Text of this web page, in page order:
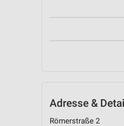
Adresse &
Römerstraße 2